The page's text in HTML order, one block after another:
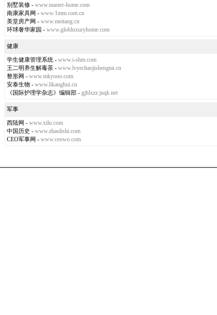
别墅装修 - www.master-home.com
南康家具网 - www.1mm.com.cn
美堂房产网 - www.meitang.cn
环球奢华家园 - www.globluxuryhome.com
健康
学生健康管理系统 - www.i-shm.com
王二明养生解毒茶 - www.lvyechaojishengtai.cn
整形网 - www.mkyooo.com
安泰生物 - www.likanghui.cn
《国际护理学杂志》编辑部 - gjhlxzz.juqk.net
军事
西陆网 - www.xilu.com
中国历史 - www.zhaolishi.com
CEO军事网 - www.ceowo.com